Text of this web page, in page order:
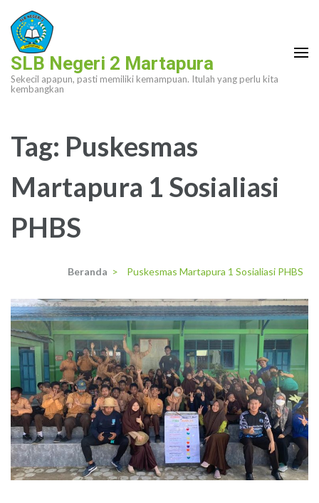
Lompat
ke
konten
(Tekan
Enter)
SLB Negeri 2 Martapura
Sekecil apapun, pasti memiliki kemampuan. Itulah yang perlu kita
kembangkan
Tag: Puskesmas
Martapura 1 Sosialiasi
PHBS
Beranda > Puskesmas Martapura 1 Sosialiasi PHBS